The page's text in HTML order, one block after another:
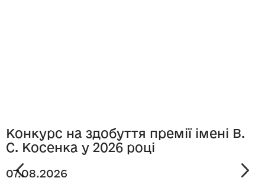
Конкурс на здобуття премії імені В.
С. Косенка у 2026 році
07.08.2026